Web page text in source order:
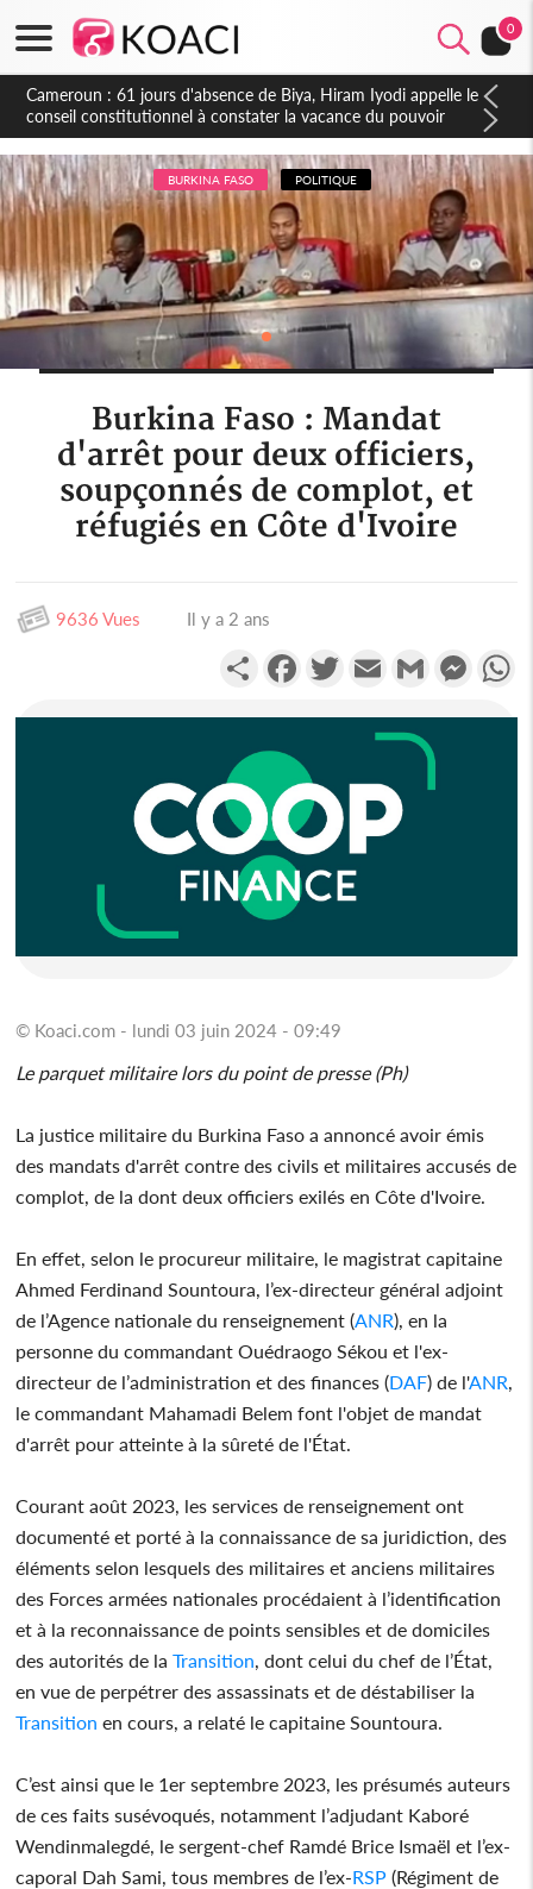
0
Côte d'Ivoire : Fin de la pagaille au PDCI-RDA, Lessiehi bannit
les mouvements sauvages
BURKINA FASO POLITIQUE
Burkina Faso : Mandat
d'arrêt pour deux officiers,
soupçonnés de complot, et
réfugiés en Côte d'Ivoire
9636 Vues Il y a 2 ans
PartagerFacebookTwitterEmail Gmail
© Koaci.com - lundi 03 juin 2024 - 09:49
Le parquet militaire lors du point de presse (Ph)
La justice militaire du Burkina Faso a annoncé avoir émis
des mandats d'arrêt contre des civils et militaires accusés de
complot, de la dont deux officiers exilés en Côte d'Ivoire.
En effet, selon le procureur militaire, le magistrat capitaine
Ahmed Ferdinand Sountoura, l’ex-directeur général adjoint
de l’Agence nationale du renseignement (ANR), en la
personne du commandant Ouédraogo Sékou et l'ex-
directeur de l’administration et des finances (DAF) de l'ANR
le commandant Mahamadi Belem font l'objet de mandat
d'arrêt pour atteinte à la sûreté de l'État.
Courant août 2023, les services de renseignement ont
documenté et porté à la connaissance de sa juridiction, des
éléments selon lesquels des militaires et anciens militaires
des Forces armées nationales procédaient à l’identification
et à la reconnaissance de points sensibles et de domiciles
des autorités de laTransition , dont celui du chef de l’État,
en vue de perpétrer des assassinats et de déstabiliser la
Transition en cours, a relaté le capitaine Sountoura.
C’est ainsi que le 1er septembre 2023, les présumés auteurs
de ces faits susévoqués, notamment l’adjudant Kaboré
Wendinmalegdé, le sergent-chef Ramdé Brice Ismaël et l’ex-
caporal Dah Sami, tous membres de l’ex-RSP (Régiment de